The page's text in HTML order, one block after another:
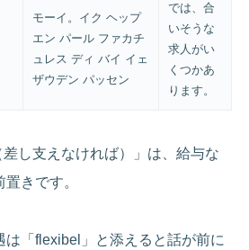
モーイ。イク ヘップ
エン パール ファカチ
ュレス ディ バイ イェ
ザウデン パッセン
では、合
いそうな
求人がい
くつかあ
ります。
差し支えなければ）」は、給与な
きです。
は「flexibel」と添えると話が前に